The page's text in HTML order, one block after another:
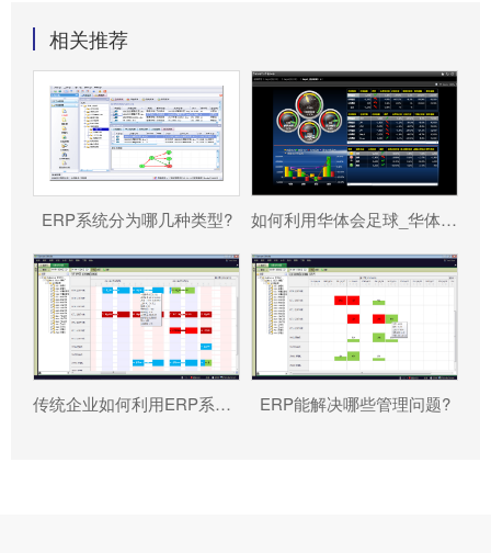
相关推荐
ERP系统分为哪几种类型? 如何利用华体会足球_华体会（中国） 帮助企业更好地规避风险?
传统企业如何利用ERP系统重塑竞争力? ERP能解决哪些管理问题?